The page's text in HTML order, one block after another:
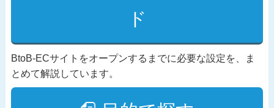
ド
BtoB-ECサイトをオープンするまでに必要な設定を、ま
とめて解説しています。